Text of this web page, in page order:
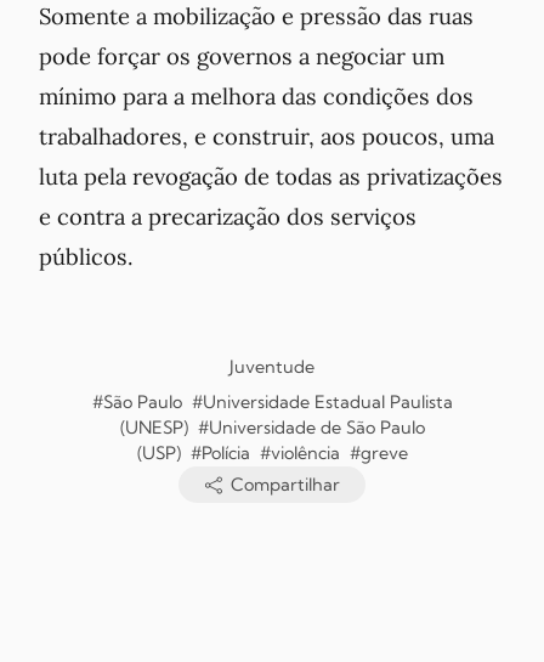
Somente a mobilização e pressão das ruas
pode forçar os governos a negociar um
mínimo para a melhora das condições dos
trabalhadores, e construir, aos poucos, uma
luta pela revogação de todas as privatizações
e contra a precarização dos serviços
públicos.
Juventude
#São Paulo #Universidade Estadual Paulista
(UNESP) #Universidade de São Paulo
(USP) #Polícia #violência #greve
Compartilhar